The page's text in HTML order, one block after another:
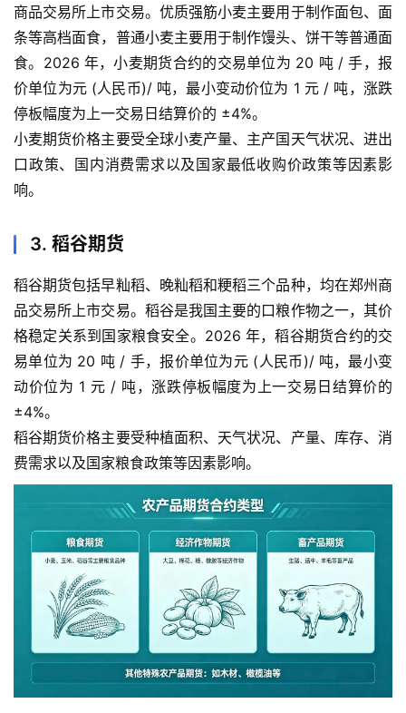
商品交易所上市交易。优质强筋小麦主要用于制作面包、面
条等高档面食，普通小麦主要用于制作馒头、饼干等普通面
食。2026 年，小麦期货合约的交易单位为 20 吨 / 手，报
价单位为元 (人民币)/ 吨，最小变动价位为 1 元 / 吨，涨跌
停板幅度为上一交易日结算价的 ±4%。
小麦期货价格主要受全球小麦产量、主产国天气状况、进出
口政策、国内消费需求以及国家最低收购价政策等因素影
响。
3. 稻谷期货
稻谷期货包括早籼稻、晚籼稻和粳稻三个品种，均在郑州商
品交易所上市交易。稻谷是我国主要的口粮作物之一，其价
格稳定关系到国家粮食安全。2026 年，稻谷期货合约的交
易单位为 20 吨 / 手，报价单位为元 (人民币)/ 吨，最小变
动价位为 1 元 / 吨，涨跌停板幅度为上一交易日结算价的
±4%。
稻谷期货价格主要受种植面积、天气状况、产量、库存、消
费需求以及国家粮食政策等因素影响。